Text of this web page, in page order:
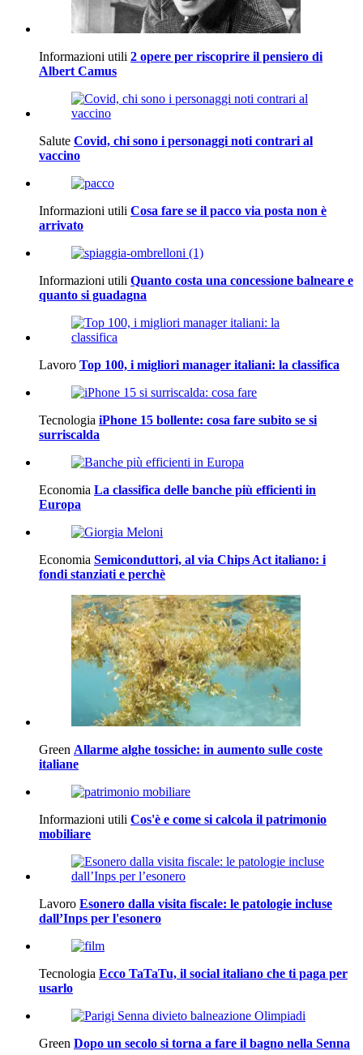
Informazioni utili 2 opere per riscoprire il pensiero di
Albert Camus
Salute Covid, chi sono i personaggi noti contrari al
vaccino
Informazioni utili Cosa fare se il pacco via posta non è
arrivato
Informazioni utili Quanto costa una concessione balneare e
quanto si guadagna
Lavoro Top 100, i migliori manager italiani: la classifica
Tecnologia iPhone 15 bollente: cosa fare subito se si
surriscalda
Economia La classifica delle banche più efficienti in
Europa
Economia Semiconduttori, al via Chips Act italiano: i
fondi stanziati e perchè
Green Allarme alghe tossiche: in aumento sulle coste
italiane
Informazioni utili Cos'è e come si calcola il patrimonio
mobiliare
Lavoro Esonero dalla visita fiscale: le patologie incluse
dall’Inps per l'esonero
Tecnologia Ecco TaTaTu, il social italiano che ti paga per
usarlo
Green Dopo un secolo si torna a fare il bagno nella Senna